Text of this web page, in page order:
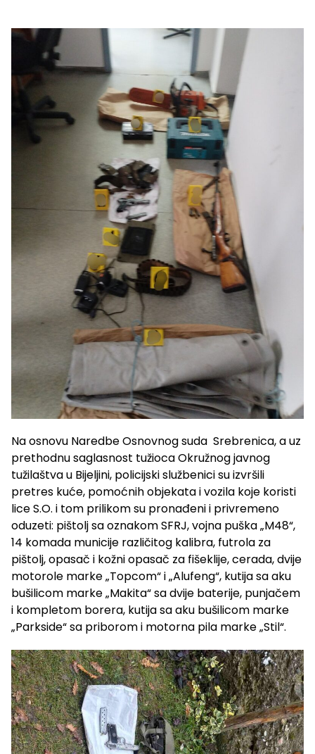
Na osnovu Naredbe Osnovnog suda Srebrenica, a uz
prethodnu saglasnost tužioca Okružnog javnog
tužilaštva u Bijeljini, policijski službenici su izvršili
pretres kuće, pomoćnih objekata i vozila koje koristi
lice S.O. i tom prilikom su pronađeni i privremeno
oduzeti: pištolj sa oznakom SFRJ, vojna puška „M48“,
14 komada municije različitog kalibra, futrola za
pištolj, opasač i kožni opasač za fišeklije, cerada, dvije
motorole marke „Topcom“ i „Alufeng“, kutija sa aku
bušilicom marke „Makita“ sa dvije baterije, punjačem
i kompletom borera, kutija sa aku bušilicom marke
„Parkside“ sa priborom i motorna pila marke „Stil“.